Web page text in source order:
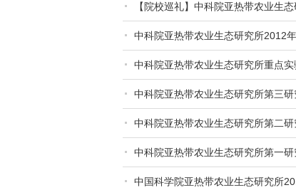
【院校巡礼】中科院亚热带农业生
中科院亚热带农业生态研究所2012
中科院亚热带农业生态研究所重点实
中科院亚热带农业生态研究所第三
中科院亚热带农业生态研究所第二
中科院亚热带农业生态研究所第一
中国科学院亚热带农业生态研究所